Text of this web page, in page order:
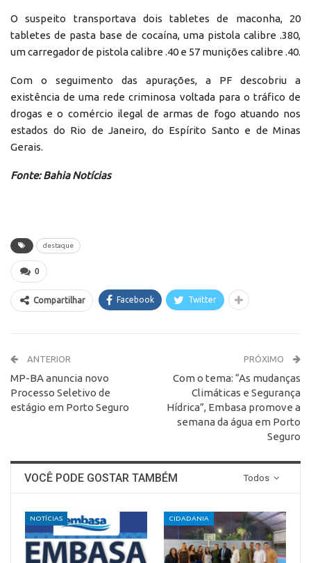
O suspeito transportava dois tabletes de maconha, 20
tabletes de pasta base de cocaína, uma pistola calibre .380,
um carregador de pistola calibre .40 e 57 munições calibre .40.
Com o seguimento das apurações, a PF descobriu a
existência de uma rede criminosa voltada para o tráfico de
drogas e o comércio ilegal de armas de fogo atuando nos
estados do Rio de Janeiro, do Espírito Santo e de Minas
Gerais.
Fonte: Bahia Notícias
destaque
0
Compartilhar Facebook Twitter
ANTERIOR
MP-BA anuncia novo
Processo Seletivo de
estágio em Porto Seguro
PRÓXIMO
Com o tema: “As mudanças
Climáticas e Segurança
Hídrica”, Embasa promove a
semana da água em Porto
Seguro
Todos
VOCÊ PODE GOSTAR TAMBÉM
NOTÍCIAS CIDADANIA